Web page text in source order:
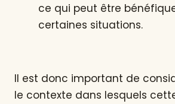
ce qui peut être
certaines situations.
Il est donc important de
le contexte dans lesquels